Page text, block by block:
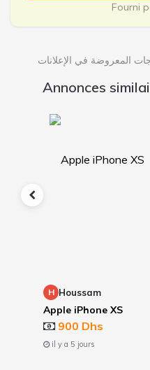
Fourni
H Houssam
Apple iPhone XS
900 Dhs
il y a 5 jours